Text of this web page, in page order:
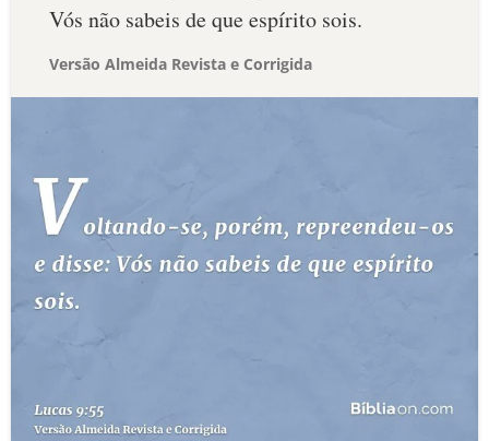
Vós não sabeis de que espírito sois.
Versão Almeida Revista e Corrigida